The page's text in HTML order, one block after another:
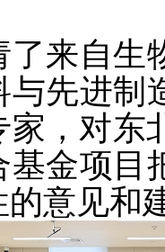
自生
与先进制
家，对东
基金项目
意见和